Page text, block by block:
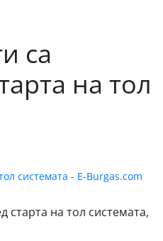
са
на тол
старта на тол системата,